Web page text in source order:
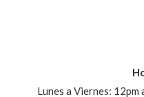
Lunes a Viernes: 12pm